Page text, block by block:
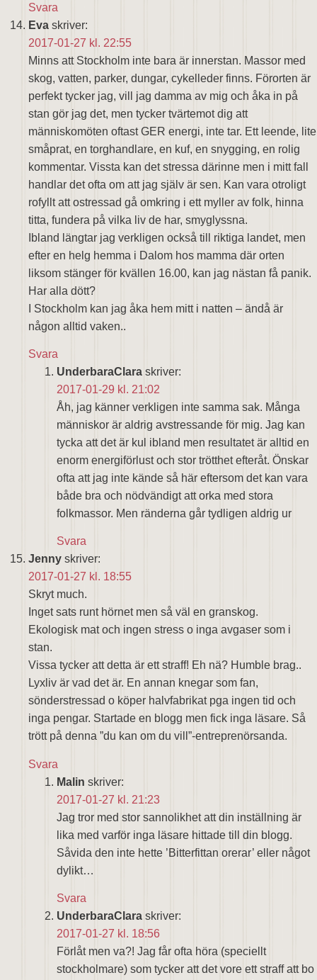
Svara
Eva skriver:
2017-01-27 kl. 22:55
Minns att Stockholm inte bara är innerstan. Massor med
skog, vatten, parker, dungar, cykelleder finns. Förorten är
perfekt tycker jag, vill jag damma av mig och åka in på
stan gör jag det, men tycker tvärtemot dig att
människomöten oftast GER energi, inte tar. Ett leende, lite
småprat, en torghandlare, en kuf, en snygging, en rolig
kommentar. Vissta kan det stressa därinne men i mitt fall
handlar det ofta om att jag själv är sen. Kan vara otroligt
rofyllt att ostressad gå omkring i ett myller av folk, hinna
titta, fundera på vilka liv de har, smyglyssna.
Ibland längtar jag verkligen också till riktiga landet, men
efter en helg hemma i Dalom hos mamma där orten
liksom stänger för kvällen 16.00, kan jag nästan få panik.
Har alla dött?
I Stockholm kan jag åka hem mitt i natten – ändå är
någon alltid vaken..
Svara
UnderbaraClara skriver:
2017-01-29 kl. 21:02
Åh, jag känner verkligen inte samma sak. Många
människor är aldrig avstressande för mig. Jag kan
tycka att det är kul ibland men resultatet är alltid en
enorm energiförlust och stor trötthet efteråt. Önskar
ofta att jag inte kände så här eftersom det kan vara
både bra och nödvändigt att orka med stora
folkmassor. Men ränderna går tydligen aldrig ur
Svara
Jenny skriver:
2017-01-27 kl. 18:55
Skryt much.
Inget sats runt hörnet men så väl en granskog.
Ekologisk mat och ingen stress o inga avgaser som i
stan.
Vissa tycker att detta är ett straff! Eh nä? Humble brag..
Lyxliv är vad det är. En annan knegar som fan,
sönderstressad o köper halvfabrikat pga ingen tid och
inga pengar. Startade en blogg men fick inga läsare. Så
trött på denna ”du kan om du vill”-entreprenörsanda.
Svara
Malin skriver:
2017-01-27 kl. 21:23
Jag tror med stor sannolikhet att din inställning är
lika med varför inga läsare hittade till din blogg.
Såvida den inte hette ’Bitterfittan orerar’ eller något
dylikt…
Svara
UnderbaraClara skriver:
2017-01-27 kl. 18:56
Förlåt men va?! Jag får ofta höra (speciellt
stockholmare) som tycker att det vore ett straff att bo